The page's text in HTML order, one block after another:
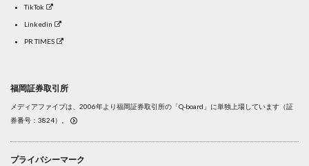
TikTok
Linkedin
PR TIMES
福岡証券取引所
メディアファイブは、2006年より福岡証券取引所の「Q-board」に単独上場しています（証
券番号：3824）。
プライバシーマーク